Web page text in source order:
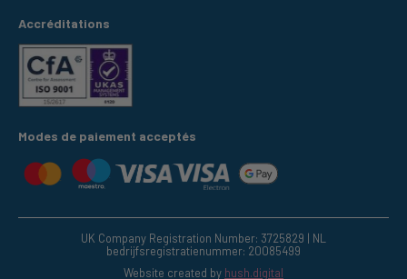
Accréditations
Modes de paiement acceptés
UK Company Registration Number: 3725829 | NL
bedrijfsregistratienummer: 20085499
Website created by hush.digital